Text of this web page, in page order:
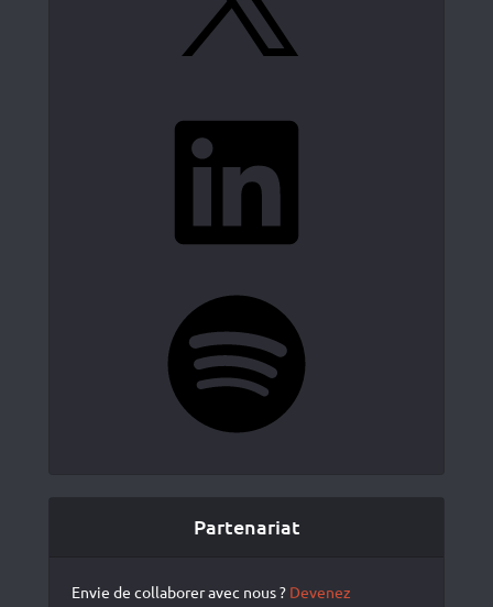
Partenariat
Envie de collaborer avec nous ? Devenez